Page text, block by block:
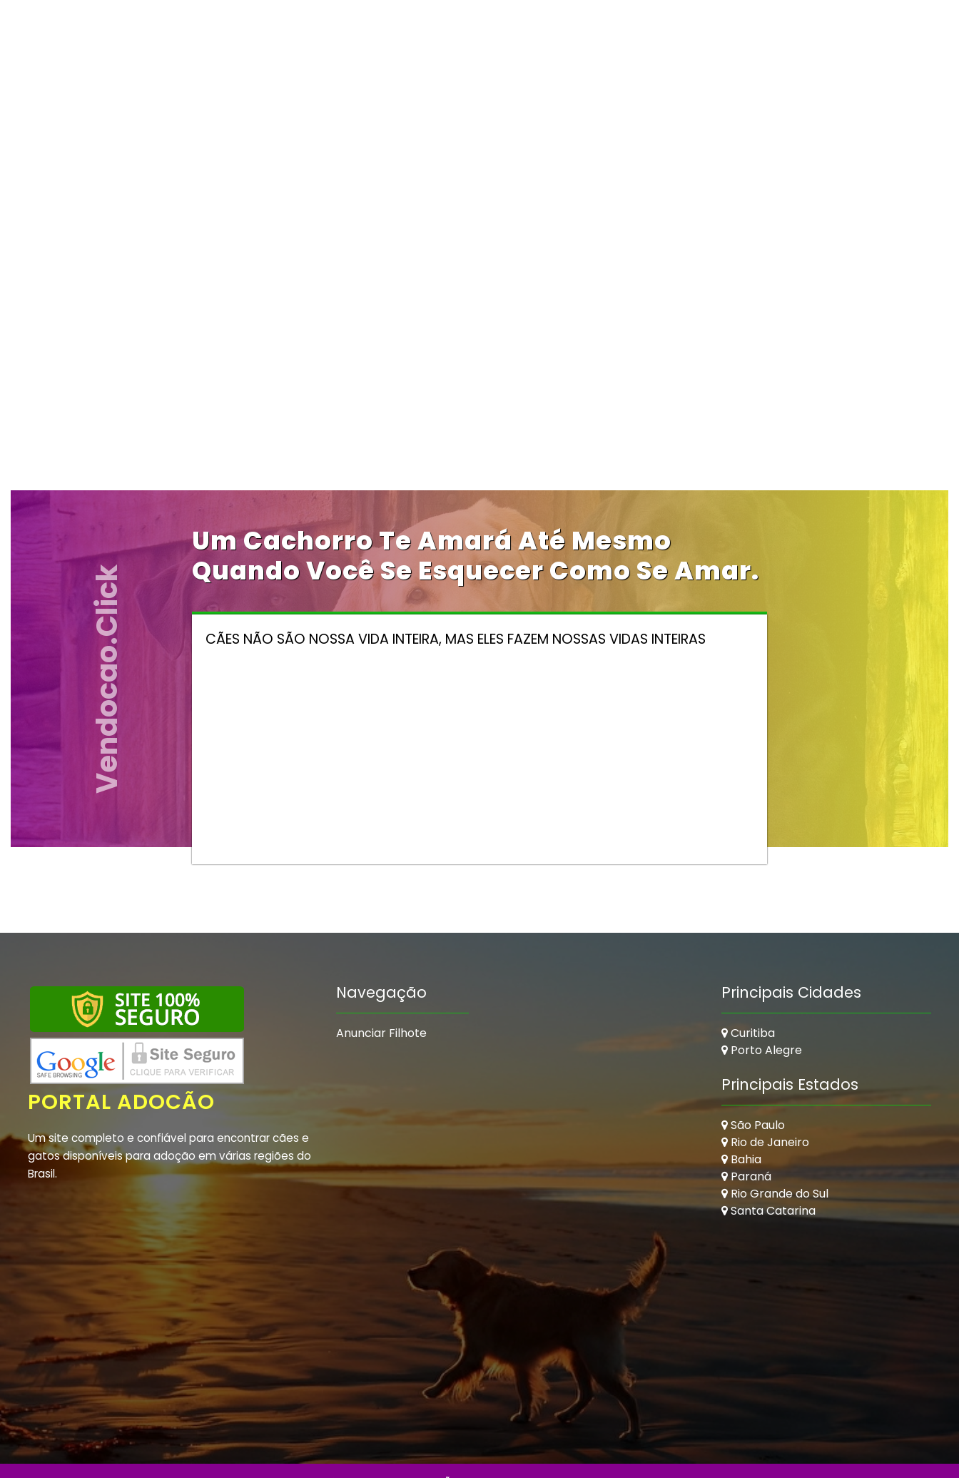
Vendocao.click
Um Cachorro Te Amará Até Mesmo
Quando Você Se Esquecer Como Se Amar.
CÃES NÃO SÃO NOSSA VIDA INTEIRA, MAS ELES FAZEM NOSSAS VIDAS INTEIRAS
PORTAL ADOCÃO
Um site completo e confiável para encontrar cães e
gatos disponíveis para adoção em várias regiões do
Brasil.
Navegação
Anunciar Filhote
Principais Cidades
Curitiba
Porto Alegre
Principais Estados
São Paulo
Rio de Janeiro
Bahia
Paraná
Rio Grande do Sul
Santa Catarina